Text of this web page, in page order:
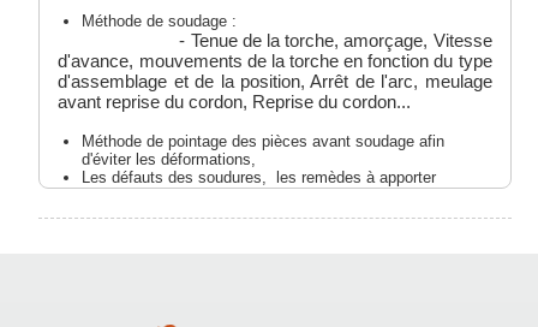
Méthode de soudage :
- Tenue de la torche, amorçage, Vitesse
d'avance, mouvements de la torche en fonction du type
d'assemblage et de la position, Arrêt de l'arc, meulage
avant reprise du cordon, Reprise du cordon...
Méthode de pointage des pièces avant soudage afin
d'éviter les déformations,
Les défauts des soudures, les remèdes à apporter